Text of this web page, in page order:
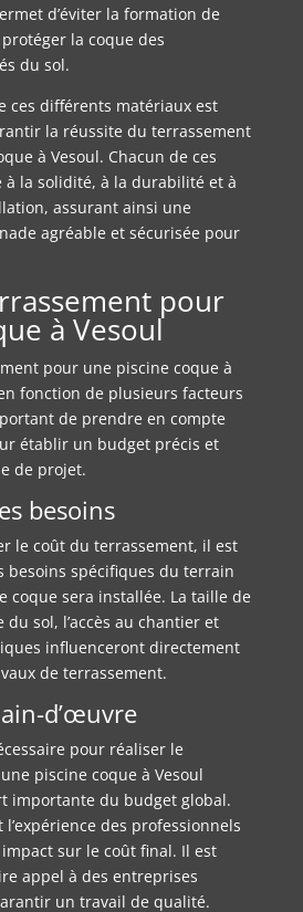
d’éviter la formation de
la coque des
du sol.
ces différents matériaux est
la réussite du terrassement
à Vesoul. Chacun de ces
la solidité, à la durabilité et à
assurant ainsi une
agréable et sécurisée pour
pour
à Vesoul
pour une piscine coque à
fonction de plusieurs facteurs
de prendre en compte
établir un budget précis et
de projet.
besoins
le coût du terrassement, il est
besoins spécifiques du terrain
coque sera installée. La taille de
sol, l’accès au chantier et
influenceront directement
de terrassement.
d’œuvre
pour réaliser le
piscine coque à Vesoul
importante du budget global.
l’expérience des professionnels
sur le coût final. Il est
appel à des entreprises
un travail de qualité.